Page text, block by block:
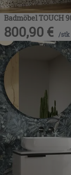
Badmöbel TOUCH
800,90 € /stk